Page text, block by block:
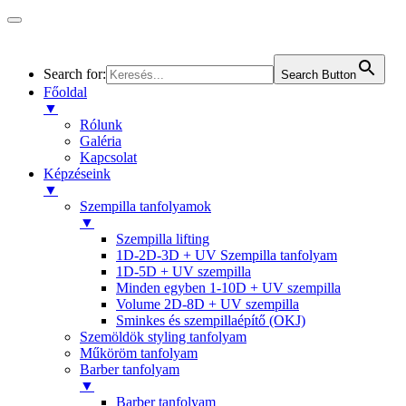
Search for: Search Button
Főoldal
▼
Rólunk
Galéria
Kapcsolat
Képzéseink
▼
Szempilla tanfolyamok
▼
Szempilla lifting
1D-2D-3D + UV Szempilla tanfolyam
1D-5D + UV szempilla
Minden egyben 1-10D + UV szempilla
Volume 2D-8D + UV szempilla
Sminkes és szempillaépítő (OKJ)
Szemöldök styling tanfolyam
Műköröm tanfolyam
Barber tanfolyam
▼
Barber tanfolyam